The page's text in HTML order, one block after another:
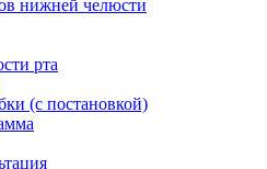
нижней челюсти
рта
(с постановкой)